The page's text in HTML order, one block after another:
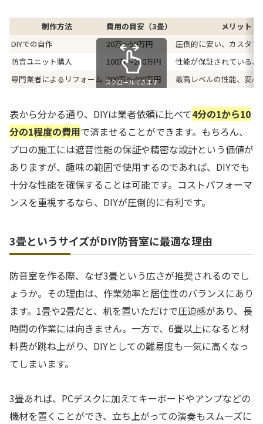
制作方法 費用の目安（3畳）
メリット
DIYでの自作
20万〜50万円
圧倒的に安い、カスタマ
防音ユニット購入
100万〜200万円
性能が保証されている、
専門業者によるリフォーム 200万〜400万円 最高レベルの性能、安心
スクロールできます
表から分かる通り、DIYは業者依頼に比べて4分の1から10
分の1程度の費用で済ませることができます。もちろん、
プロの施工には遮音性能の保証や精密な設計という価値が
ありますが、趣味の範囲で使用するのであれば、DIYでも
十分な性能を確保することは可能です。コストパフォーマ
ンスを重視するなら、DIYが圧倒的に有利です。
3畳というサイズがDIY防音室に最適な理由
防音室を作る際、なぜ3畳という広さが推奨されるのでし
ょうか。その理由は、作業効率と居住性のバランスにあり
ます。1畳や2畳だと、机を置いただけで圧迫感があり、長
時間の作業には向きません。一方で、6畳以上になると材
料費が跳ね上がり、DIYとしての難易度も一気に高くなっ
てしまいます。
3畳あれば、PCデスクに加えてキーボードやアンプなどの
機材を置くことができ、立ち上がっての演奏もスムーズに